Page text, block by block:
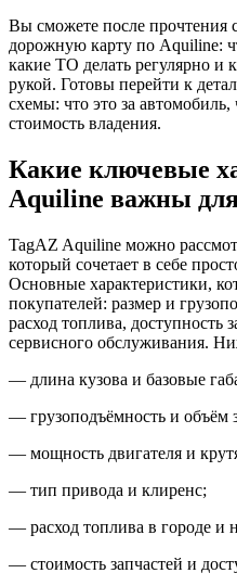
Вы сможете после прочтения
дорожную карту по Aquiline:
какие ТО делать регулярно и
рукой. Готовы перейти к
схемы: что это за автомобиль,
стоимость владения.
Какие ключевые
Aquiline важны
TagAZ Aquiline можно
который сочетает в себе
Основные характеристики,
покупателей: размер и
расход топлива, доступность
сервисного обслуживания.
— длина кузова и базовые
— грузоподъёмность и объём
— мощность двигателя и
— тип привода и клиренс;
— расход топлива в городе и
— стоимость запчастей и